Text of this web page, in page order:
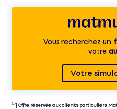
Vous recherchez un
votre
Votre
⁽⁴⁾| Offre réservée aux clients particuliers